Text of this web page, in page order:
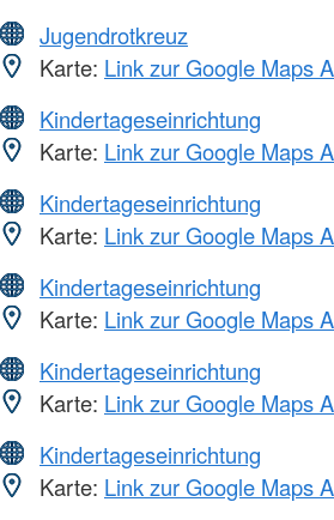
Jugendrotkreuz
Karte: Link zur Google Maps
Kindertageseinrichtung
Karte: Link zur Google Maps
Kindertageseinrichtung
Karte: Link zur Google Maps
Kindertageseinrichtung
Karte: Link zur Google Maps
Kindertageseinrichtung
Karte: Link zur Google Maps
Kindertageseinrichtung
Karte: Link zur Google Maps